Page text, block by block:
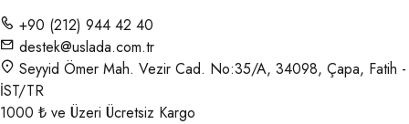
+90 (212) 944 42 40
destek@uslada.com.tr
Seyyid Ömer Mah. Vezir Cad. No:35/A, 34098, Çapa, Fatih -
İST/TR
1000 ₺ ve Üzeri Ücretsiz Kargo